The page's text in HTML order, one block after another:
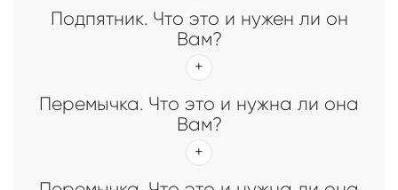
Подпятник. Что это и нужен ли он
Вам?
Перемычка. Что это и нужна ли она
Вам?